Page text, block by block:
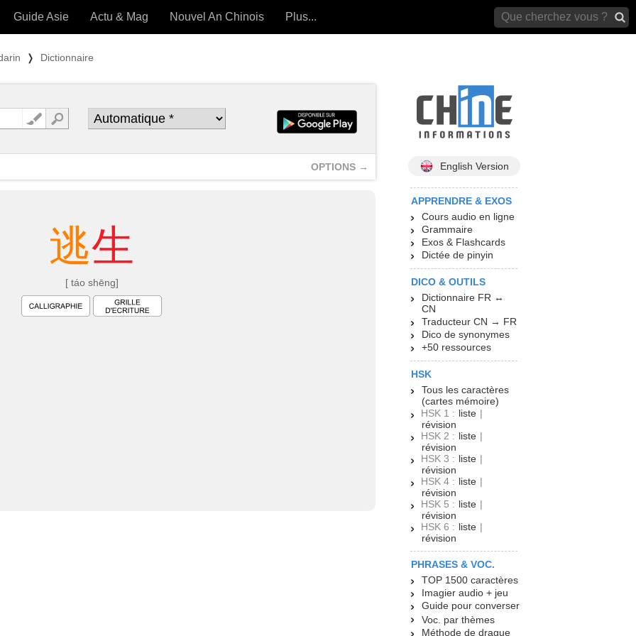
OUTILS) »
Guide Asie Actu & Mag Nouvel An Chinois Plus...
❭ Dictionnaire
OPTIONS →
逃生
[ táo shēng]
English Version
APPRENDRE & EXOS
Cours audio en ligne
Grammaire
Exos & Flashcards
Dictée de pinyin
DICO & OUTILS
Dictionnaire FR ↔
CN
Traducteur CN → FR
Dico de synonymes
+50 ressources
HSK
Tous les caractères
(cartes mémoire)
HSK 1 : liste |
révision
HSK 2 : liste |
révision
HSK 3 : liste |
révision
HSK 4 : liste |
révision
HSK 5 : liste |
révision
HSK 6 : liste |
révision
PHRASES & VOC.
TOP 1500 caractères
Imagier audio + jeu
Guide pour converser
Voc. par thèmes
Méthode de drague